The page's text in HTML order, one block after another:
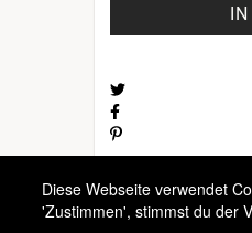
Diese Webseite verwendet
'Zustimmen', stimmst du der